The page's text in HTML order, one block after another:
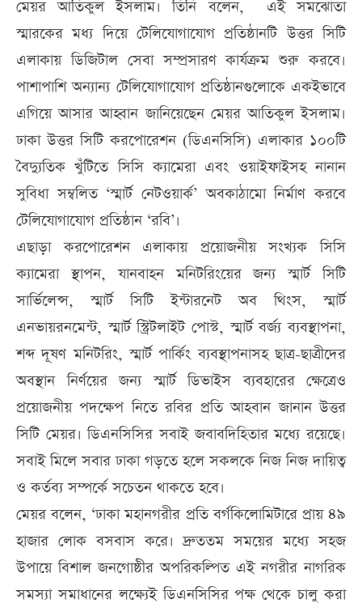
মেয়র আতিকুল ইসলাম। তিনি বলেন, এই সমঝোতা
স্মারকের মধ্য দিয়ে টেলিযোগাযোগ প্রতিষ্ঠানটি উত্তর সিটি
এলাকায় ডিজিটাল সেবা সম্প্রসারণ কার্যক্রম শুরু করবে।
পাশাপাশি অন্যান্য টেলিযোগাযোগ প্রতিষ্ঠানগুলোকে একইভাবে
এগিয়ে আসার আহ্বান জানিয়েছেন মেয়র আতিকুল ইসলাম।
ঢাকা উত্তর সিটি করপোরেশন (ডিএনসিসি) এলাকার ১০০টি
বৈদ্যুতিক খুঁটিতে সিসি ক্যামেরা এবং ওয়াইফাইসহ নানান
সুবিধা সম্বলিত ‘স্মার্ট নেটওয়ার্ক’ অবকাঠামো নির্মাণ করবে
টেলিযোগাযোগ প্রতিষ্ঠান ‘রবি’।
এছাড়া করপোরেশন এলাকায় প্রয়োজনীয় সংখ্যক সিসি
ক্যামেরা স্থাপন, যানবাহন মনিটরিংয়ের জন্য স্মার্ট সিটি
সার্ভিলেন্স, স্মার্ট সিটি ইন্টারনেট অব থিংস, স্মার্ট
এনভায়রনমেন্ট, স্মার্ট স্ট্রিটলাইট পোস্ট, স্মার্ট বর্জ্য ব্যবস্থাপনা,
শব্দ দূষণ মনিটরিং, স্মার্ট পার্কিং ব্যবস্থাপনাসহ ছাত্র-ছাত্রীদের
অবস্থান নির্ণয়ের জন্য স্মার্ট ডিভাইস ব্যবহারের ক্ষেত্রেও
প্রয়োজনীয় পদক্ষেপ নিতে রবির প্রতি আহবান জানান উত্তর
সিটি মেয়র। ডিএনসিসির সবাই জবাবদিহিতার মধ্যে রয়েছে।
সবাই মিলে সবার ঢাকা গড়তে হলে সকলকে নিজ নিজ দায়িত্ব
ও কর্তব্য সম্পর্কে সচেতন থাকতে হবে।
মেয়র বলেন, ‘ঢাকা মহানগরীর প্রতি বর্গকিলোমিটারে প্রায় ৪৯
হাজার লোক বসবাস করে। দ্রুততম সময়ের মধ্যে সহজ
উপায়ে বিশাল জনগোষ্ঠীর অপরিকল্পিত এই নগরীর নাগরিক
সমস্যা সমাধানের লক্ষ্যেই ডিএনসিসির পক্ষ থেকে চালু করা